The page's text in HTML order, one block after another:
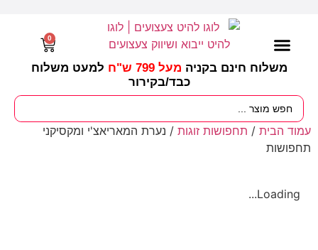
משלוח חינם בקניה מעל 799 ש"ח
למעט משלוח
כבד/בקירור
0
עמוד הבית / תחפושות זוגות / נערת המאריאצ'י ומקסיקני
תחפושות
Loading...